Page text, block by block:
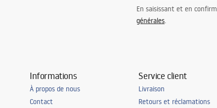
En saisissant et en
générales.
Informations
À propos de nous
Contact
Service client
Livraison
Retours et réclamations